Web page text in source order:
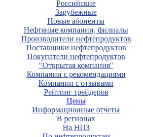
Российские
Зарубежные
Новые абоненты
Нефтяные компании, филиалы
Производители нефтепродуктов
Поставщики нефтепродуктов
Покупатели нефтепродуктов
"Открытая компания"
Компании с рекомендациями
Компании с отзывами
Рейтинг трейдеров
Цены
Информационные отчеты
В регионах
На НПЗ